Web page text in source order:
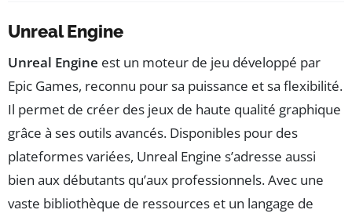
Unreal Engine
Unreal Engine est un moteur de jeu développé par
Epic Games, reconnu pour sa puissance et sa flexibilité.
Il permet de créer des jeux de haute qualité graphique
grâce à ses outils avancés. Disponibles pour des
plateformes variées, Unreal Engine s’adresse aussi
bien aux débutants qu’aux professionnels. Avec une
vaste bibliothèque de ressources et un langage de